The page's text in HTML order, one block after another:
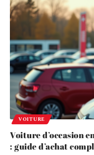
VOITURE
Voiture d’occasion
: guide d’achat